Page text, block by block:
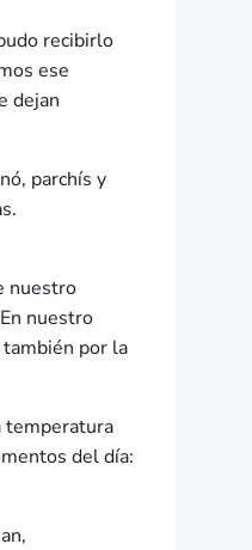
recibirlo
ese
dejan
parchís y
nuestro
nuestro
por la
temperatura
del día: